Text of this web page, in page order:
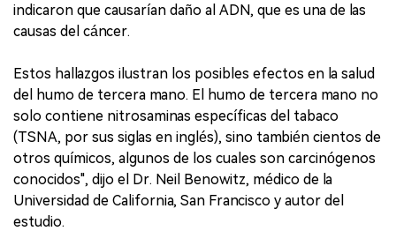
indicaron que causarían daño al ADN, que es una de las
causas del cáncer.
Estos hallazgos ilustran los posibles efectos en la salud
del humo de tercera mano. El humo de tercera mano no
solo contiene nitrosaminas específicas del tabaco
(TSNA, por sus siglas en inglés), sino también cientos de
otros químicos, algunos de los cuales son carcinógenos
conocidos", dijo el Dr. Neil Benowitz, médico de la
Universidad de California, San Francisco y autor del
estudio.